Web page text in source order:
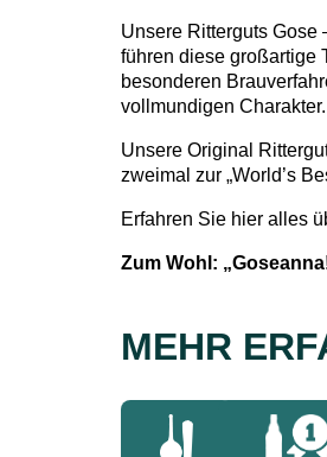
Unsere Ritterguts Gose
führen diese großartige
besonderen
vollmundigen Charakter.
Unsere Original
zweimal zur „World’s
Erfahren Sie hier alles
Zum Wohl:
MEHR